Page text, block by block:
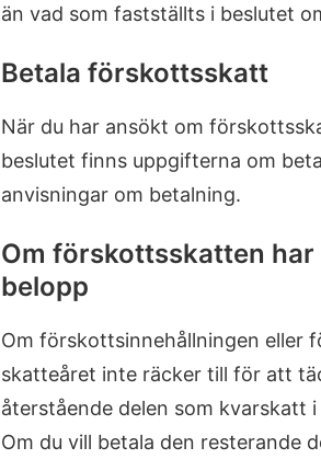
än vad som fastställts i beslutet
Betala förskottsskatt
När du har ansökt om
beslutet finns uppgifterna om
anvisningar om betalning.
Om förskottsskatten
belopp
Om förskottsinnehållningen eller
skatteåret inte räcker till för att
återstående delen som kvarskatt
Om du vill betala den resterande